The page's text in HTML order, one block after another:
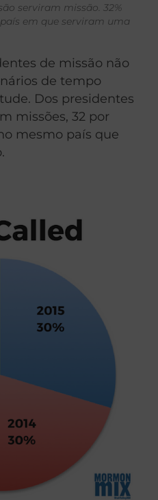
serviram missão. 32%
em que serviram uma
de missão não
de tempo
Dos presidentes
missões, 32 por
mesmo país que